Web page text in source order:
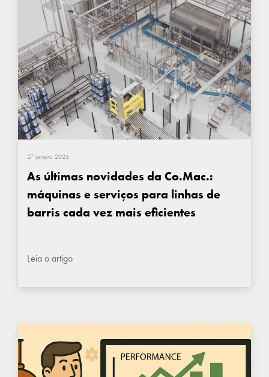
27 janeiro 2026
As últimas novidades da Co.Mac.:
máquinas e serviços para linhas de
barris cada vez mais eficientes
Leia o artigo